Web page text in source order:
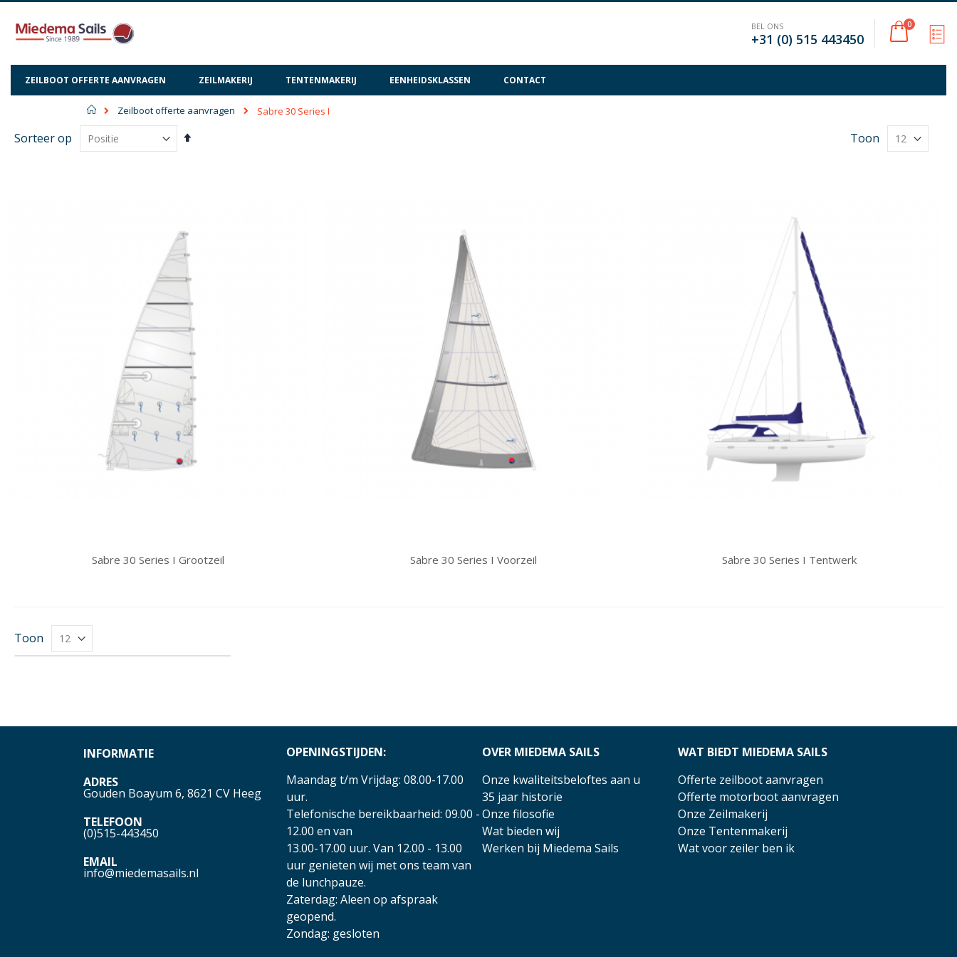
Cart
0
BEL ONS
+31 (0) 515 443450
ZEILBOOT OFFERTE AANVRAGEN ZEILMAKERIJ TENTENMAKERIJ EENHEIDSKLASSEN CONTACT
Home
Zeilboot offerte aanvragen Sabre 30 Series I
Sorteer op
Van
Toon
Sabre 30 Series I Grootzeil Sabre 30 Series I Voorzeil Sabre 30 Series I Tentwerk
Toon
INFORMATIE
ADRES
Gouden Boayum 6, 8621 CV Heeg
TELEFOON
(0)515-443450
EMAIL
info@miedemasails.nl
OPENINGSTIJDEN:
Maandag t/m Vrijdag: 08.00-17.00
uur.
Telefonische bereikbaarheid: 09.00 -
12.00 en van
13.00-17.00 uur. Van 12.00 - 13.00
uur genieten wij met ons team van
de lunchpauze.
Zaterdag: Aleen op afspraak
geopend.
Zondag: gesloten
OVER MIEDEMA SAILS
Onze kwaliteitsbeloftes aan u
35 jaar historie
Onze filosofie
Wat bieden wij
Werken bij Miedema Sails
WAT BIEDT MIEDEMA SAILS
Offerte zeilboot aanvragen
Offerte motorboot aanvragen
Onze Zeilmakerij
Onze Tentenmakerij
Wat voor zeiler ben ik